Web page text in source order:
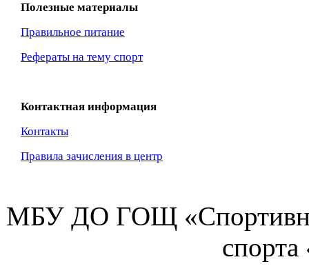
Полезные материалы
Правильное питание
Рефераты на тему спорт
Контактная информация
Контакты
Правила зачисления в центр
МБУ ДО ГОЩ